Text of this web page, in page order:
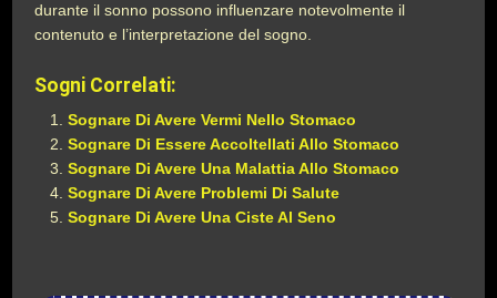
durante il sonno possono influenzare notevolmente il
contenuto e l’interpretazione del sogno.
Sogni Correlati:
Sognare Di Avere Vermi Nello Stomaco
Sognare Di Essere Accoltellati Allo Stomaco
Sognare Di Avere Una Malattia Allo Stomaco
Sognare Di Avere Problemi Di Salute
Sognare Di Avere Una Ciste Al Seno